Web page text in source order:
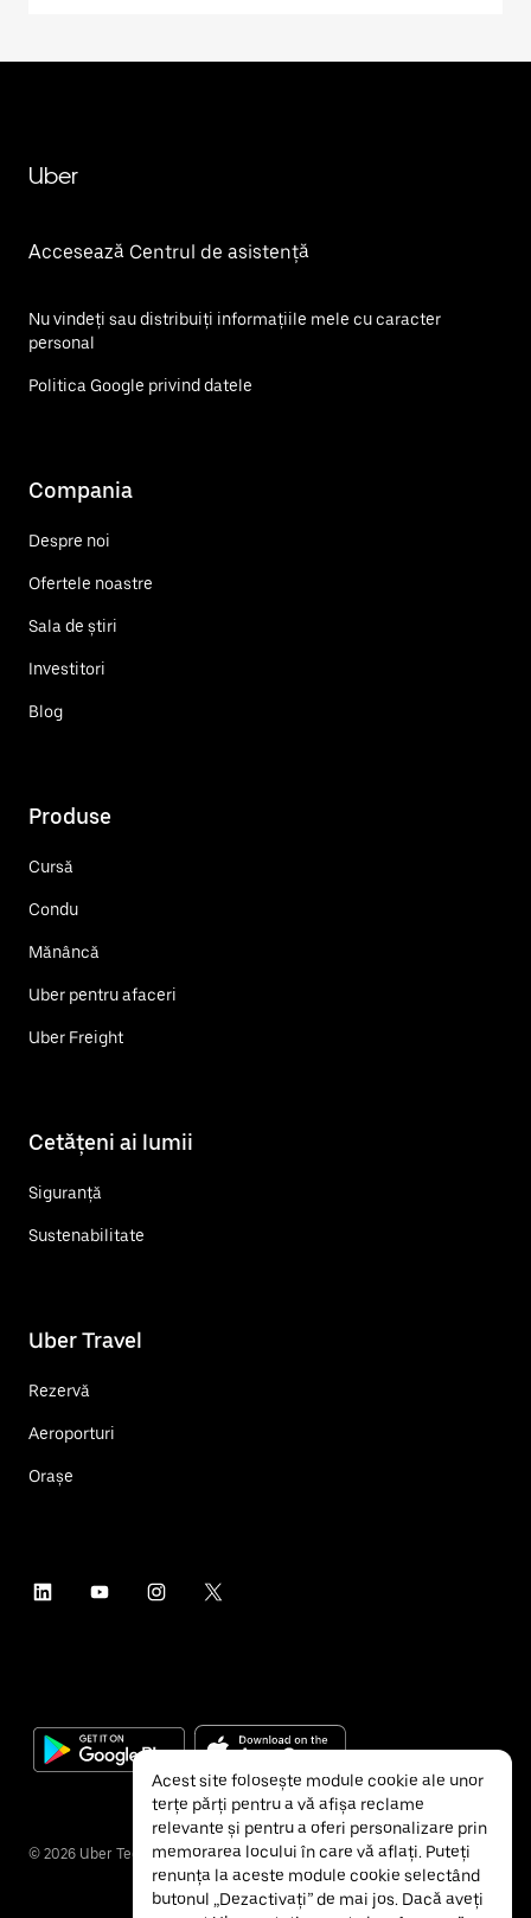
Uber
Accesează Centrul de asistență
Nu vindeți sau distribuiți informațiile mele cu caracter
personal
Politica Google privind datele
Compania
Despre noi
Ofertele noastre
Sala de știri
Investitori
Blog
Produse
Cursă
Condu
Mănâncă
Uber pentru afaceri
Uber Freight
Cetățeni ai lumii
Siguranță
Sustenabilitate
Uber Travel
Rezervă
Aeroporturi
Orașe
© 2026 Uber Technologies Inc.
Acest site folosește module cookie ale unor
terțe părți pentru a vă afișa reclame
relevante și pentru a oferi personalizare prin
memorarea locului în care vă aflați. Puteți
renunța la aceste module cookie selectând
butonul „Dezactivați” de mai jos. Dacă aveți